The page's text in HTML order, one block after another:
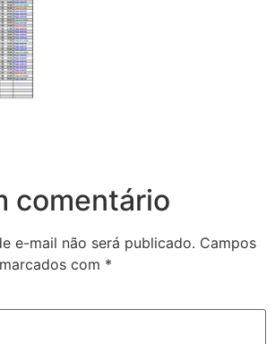
comentário
e-mail não será publicado. Campos
com *